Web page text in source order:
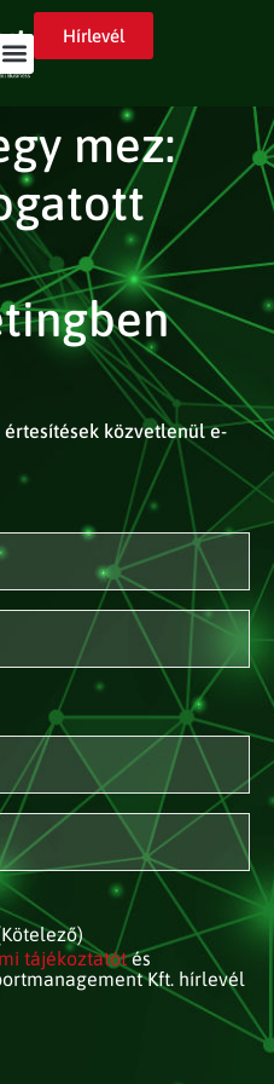
Hírlevél
mez:
közvetlenül e-
tájékoztatótés
Kft. hírlevél